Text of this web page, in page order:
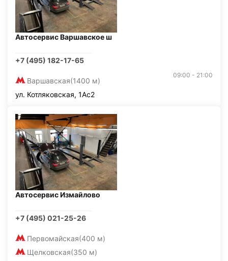
Автосервис Варшавское ш
+7 (495) 182-17-65
Варшавская(1400 м)
09:00 - 21:00
ул. Котляковская, 1Ас2
Автосервис Измайлово
+7 (495) 021-25-26
Первомайская(400 м)
Щелковская(350 м)